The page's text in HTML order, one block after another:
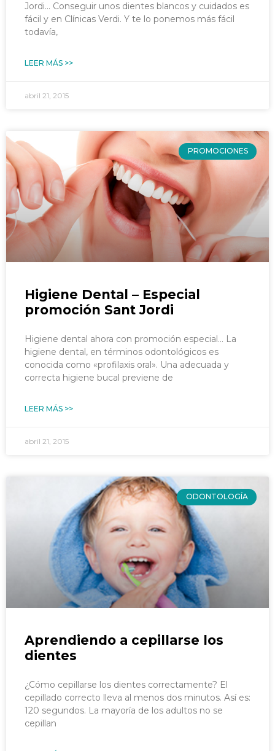
Jordi… Conseguir unos dientes blancos y cuidados es
fácil y en Clínicas Verdi. Y te lo ponemos más fácil
todavía,
LEER MÁS >>
abril 21, 2015
PROMOCIONES
Higiene Dental – Especial
promoción Sant Jordi
Higiene dental ahora con promoción especial… La
higiene dental, en términos odontológicos es
conocida como «profilaxis oral». Una adecuada y
correcta higiene bucal previene de
LEER MÁS >>
abril 21, 2015
ODONTOLOGÍA
Aprendiendo a cepillarse los
dientes
¿Cómo cepillarse los dientes correctamente? El
cepillado correcto lleva al menos dos minutos. Así es:
120 segundos. La mayoría de los adultos no se
cepillan